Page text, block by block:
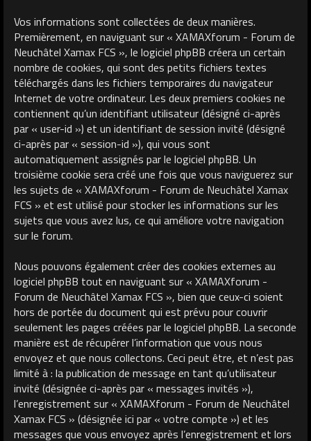
Vos informations sont collectées de deux manières.
Premièrement, en naviguant sur « XAMAXforum - Forum de
Neuchâtel Xamax FCS », le logiciel phpBB créera un certain
nombre de cookies, qui sont des petits fichiers textes
téléchargés dans les fichiers temporaires du navigateur
Internet de votre ordinateur. Les deux premiers cookies ne
contiennent qu’un identifiant utilisateur (désigné ci-après
par « user-id ») et un identifiant de session invité (désigné
ci-après par « session-id »), qui vous sont
automatiquement assignés par le logiciel phpBB. Un
troisième cookie sera créé une fois que vous naviguerez sur
les sujets de « XAMAXforum - Forum de Neuchâtel Xamax
FCS » et est utilisé pour stocker les informations sur les
sujets que vous avez lus, ce qui améliore votre navigation
sur le forum.
Nous pouvons également créer des cookies externes au
logiciel phpBB tout en naviguant sur « XAMAXforum -
Forum de Neuchâtel Xamax FCS », bien que ceux-ci soient
hors de portée du document qui est prévu pour couvrir
seulement les pages créées par le logiciel phpBB. La seconde
manière est de récupérer l’information que vous nous
envoyez et que nous collectons. Ceci peut être, et n’est pas
limité à : la publication de message en tant qu’utilisateur
invité (désignée ci-après par « messages invités »),
l’enregistrement sur « XAMAXforum - Forum de Neuchâtel
Xamax FCS » (désignée ici par « votre compte ») et les
messages que vous envoyez après l’enregistrement et lors